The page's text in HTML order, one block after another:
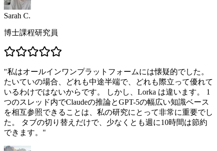
Sarah C.
博士課程研究員
"私はオールインワンプラットフォームには懐疑的でした。
たいていの場合、どれも中途半端で、どれも際立って優れて
いるわけではないからです。 しかし、Lorka は違います。 1
つのスレッド内でClaudeの推論とGPT-5の幅広い知識ベース
を相互参照できることは、私の研究にとって非常に重要でし
た。 タブの切り替えだけで、少なくとも週に10時間は節約
できます。 "